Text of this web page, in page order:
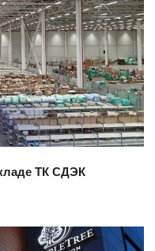
ТК СДЭК